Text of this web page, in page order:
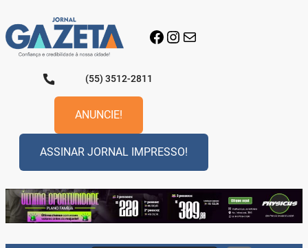
para
o
conteúdo
Facebook
Instagram
E-mail
(55) 3512-2811
ANUNCIE!
ASSINAR JORNAL IMPRESSO!